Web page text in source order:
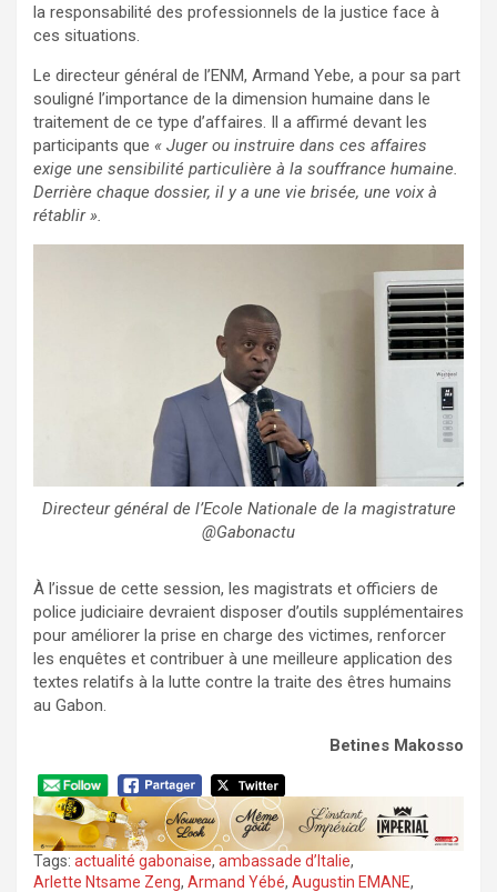
la responsabilité des professionnels de la justice face à
ces situations.
Le directeur général de l’ENM, Armand Yebe, a pour sa part
souligné l’importance de la dimension humaine dans le
traitement de ce type d’affaires. Il a affirmé devant les
participants que « Juger ou instruire dans ces affaires
exige une sensibilité particulière à la souffrance humaine.
Derrière chaque dossier, il y a une vie brisée, une voix à
rétablir ».
Directeur général de l’Ecole Nationale de la magistrature
@Gabonactu
À l’issue de cette session, les magistrats et officiers de
police judiciaire devraient disposer d’outils supplémentaires
pour améliorer la prise en charge des victimes, renforcer
les enquêtes et contribuer à une meilleure application des
textes relatifs à la lutte contre la traite des êtres humains
au Gabon.
Betines Makosso
Tags: actualité gabonaise, ambassade d’Italie,
Arlette Ntsame Zeng, Armand Yébé, Augustin EMANE,